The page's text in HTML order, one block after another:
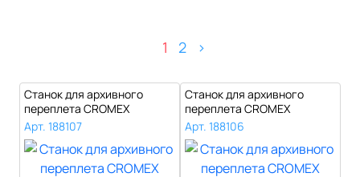
1 2 >
Станок для архивного
переплета CROMEX
(КРОМЕКС) ЛТС-2, ..
Арт. 188107
Станок для архивного
переплета CROMEX
(КРОМЕКС) M368, 2..
Арт. 188106